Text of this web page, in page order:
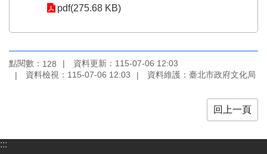
請
案
件
開
pdf(275.68 KB)
點閱數： 128
資料更新：115-07-06 12:03
資料檢視：115-07-06 12:03
資料維護：臺北市政府文化局
回上一頁
:::